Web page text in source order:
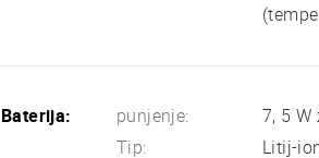
Baterija: punjenje:
7, 5 W
Tip:
Litij-